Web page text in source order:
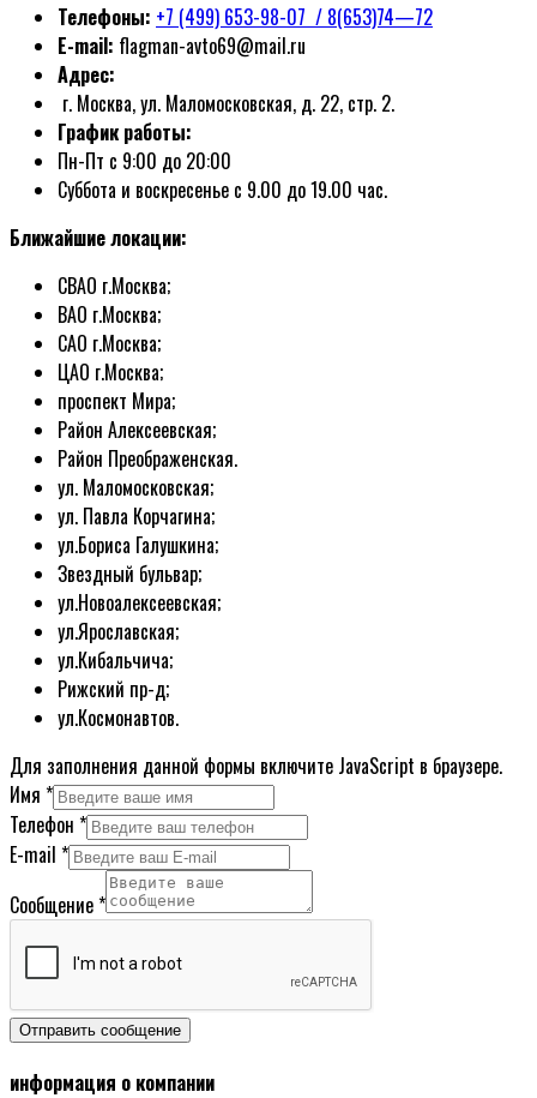
Телефоны: +7 (499) 653-98-07 / 8(653)74—72
E-mail: flagman-avto69@mail.ru
Адрес:
г. Москва, ул. Маломосковская, д. 22, стр. 2.
График работы:
Пн-Пт с 9:00 до 20:00
Суббота и воскресенье с 9.00 до 19.00 час.
Ближайшие локации:
СВАО г.Москва;
ВАО г.Москва;
САО г.Москва;
ЦАО г.Москва;
проспект Мира;
Район Алексеевская;
Район Преображенская.
ул. Маломосковская;
ул. Павла Корчагина;
ул.Бориса Галушкина;
Звездный бульвар;
ул.Новоалексеевская;
ул.Ярославская;
ул.Кибальчича;
Рижский пр-д;
ул.Космонавтов.
Для заполнения данной формы включите JavaScript в браузере.
Имя *
Сообщение
Имя
mail
Телефон *
E-mail *
Сообщение*
Отправить сообщение
информация о компании